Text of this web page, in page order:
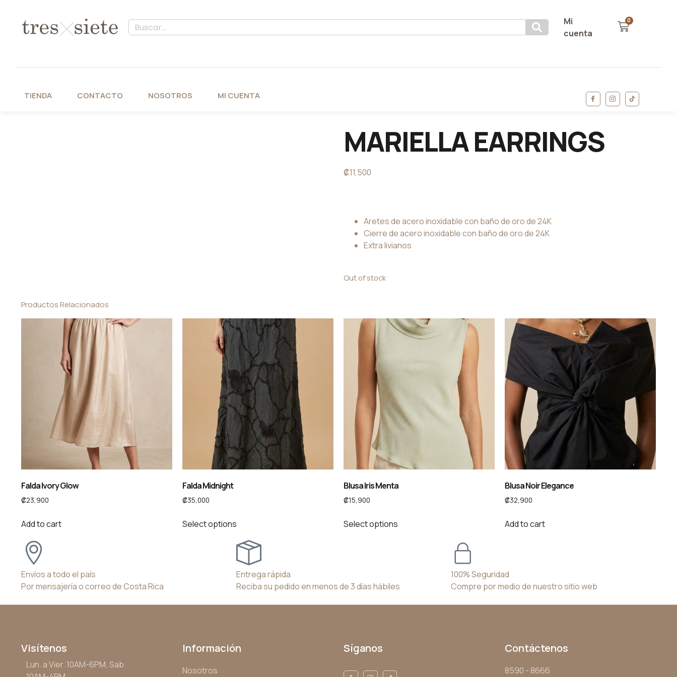
Mi
cuenta
0
TIENDA CONTACTO NOSOTROS MI CUENTA
MARIELLA EARRINGS
₡11,500
Aretes de acero inoxidable con baño de oro de 24K
Cierre de acero inoxidable con baño de oro de 24K
Extra livianos
Out of stock
Productos Relacionados
Falda Ivory Glow
₡23,900
Add to cart
Falda Midnight
₡35,000
Select options
Blusa Iris Menta
₡15,900
Select options
Blusa Noir Elegance
₡32,900
Add to cart
Envíos a todo el país
Por mensajería o correo de Costa Rica
Entrega rápida
Reciba su pedido en menos de 3 días hábiles
100% Seguridad
Compre por medio de nuestro sitio web
Visítenos
Lun. a Vier. 10AM-6PM, Sab.
Información
Nosotros
Síganos Contáctenos
8590 - 8666